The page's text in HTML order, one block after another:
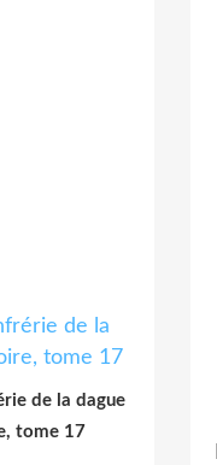
de la dague
tome 17